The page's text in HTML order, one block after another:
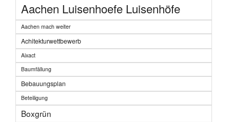
Aachen Luisenhoefe Luisenhöfe
Aachen mach weiter
Achitekturwettbewerb
Aixact
Baumfällung
Bebauungsplan
Beteiligung
Boxgrün